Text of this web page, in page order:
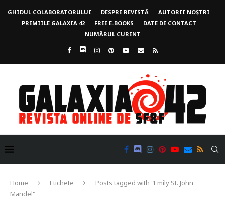
GHIDUL COLABORATORULUI DESPRE REVISTĂ
AUTORII NOȘTRI
PREMIILE GALAXIA 42
FREE E-BOOKS
DATE DE CONTACT
NUMĂRUL CURENT
Home Etichete
Posts tagged with "Emily St. John
Mandel"